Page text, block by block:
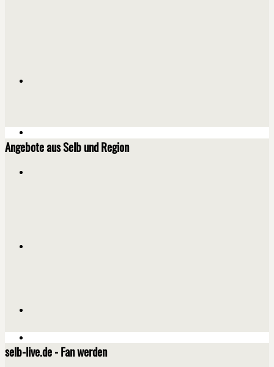
Angebote aus Selb und Region
selb-live.de - Fan werden